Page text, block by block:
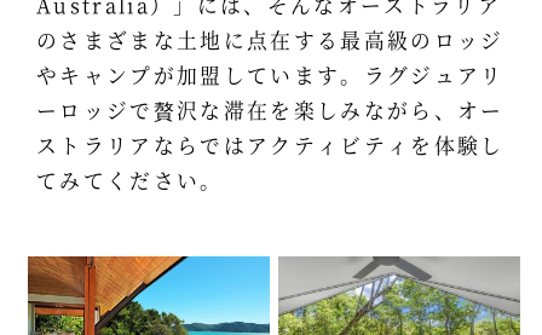
のさまざまな土地に点在する最高級のロッジ
やキャンプが加盟しています。ラグジュアリ
ーロッジで贅沢な滞在を楽しみながら、オー
ストラリアならではアクティビティを体験し
てみてください。